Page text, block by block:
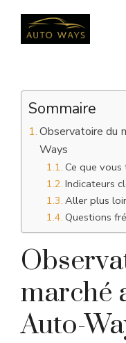
contenu
Sommaire
Observatoire du
Ways
Ce que vous
Indicateurs
Aller plus
Questions
marché
Auto-